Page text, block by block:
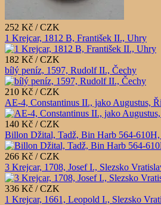
252 Kč / CZK
1 Krejcar, 1812 B, František II., Uhry
182 Kč / CZK
bílý peníz, 1597, Rudolf II., Čechy
210 Kč / CZK
AE-4, Constantinus II., jako Augustus,
140 Kč / CZK
Billon Džital, Tadž, Bin Harb 564-610H,
266 Kč / CZK
3 Krejcar, 1708, Josef I., Slezsko
336 Kč / CZK
1 Krejcar, 1661, Leopold I., Slezsko